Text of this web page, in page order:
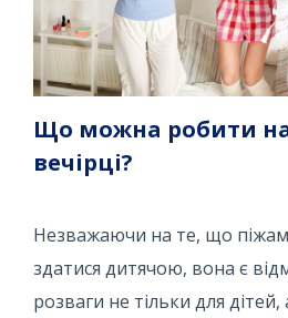
Що можна робити
вечірці?
Незважаючи на те, що
здатися дитячою, вона є
розваги не тільки для дітей,